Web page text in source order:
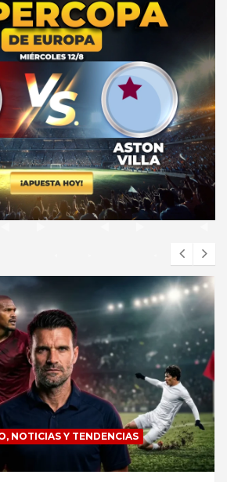
NOTICIAS Y TENDENCIAS